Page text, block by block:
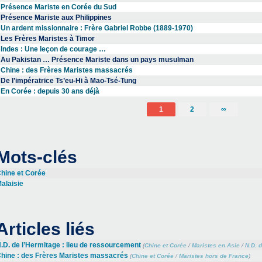
Présence Mariste en Corée du Sud
Présence Mariste aux Philippines
Un ardent missionnaire : Frère Gabriel Robbe (1889-1970)
Les Frères Maristes à Timor
Indes : Une leçon de courage …
Au Pakistan … Présence Mariste dans un pays musulman
Chine : des Frères Maristes massacrés
De l’impératrice Ts’eu-Hi à Mao-Tsé-Tung
En Corée : depuis 30 ans déjà
1 2 ∞
clés
et Corée
liés
de l’Hermitage : lieu de ressourcement (Chine et Corée/Maristes en Asie/N.D.
: des Frères Maristes massacrés (Chine et Corée/Maristes hors de France)